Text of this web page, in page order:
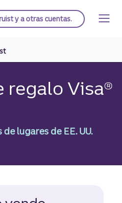
inicio de Truist
y a otras cuentas.
regalo Visa®
lugares de EE. UU.